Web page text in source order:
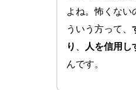
よね。怖くない
ういう方って、
り 、 人を信用し
んです。